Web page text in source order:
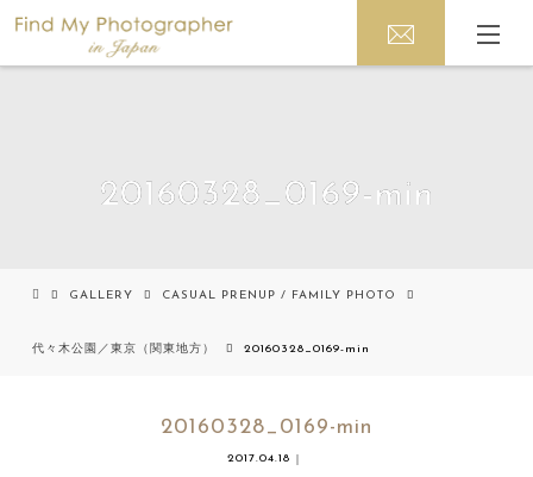
20160328_0169-min
GALLERY CASUAL PRENUP / FAMILY PHOTO
代々木公園／東京（関東地方） 20160328_0169-min
20160328_0169-min
2017.04.18